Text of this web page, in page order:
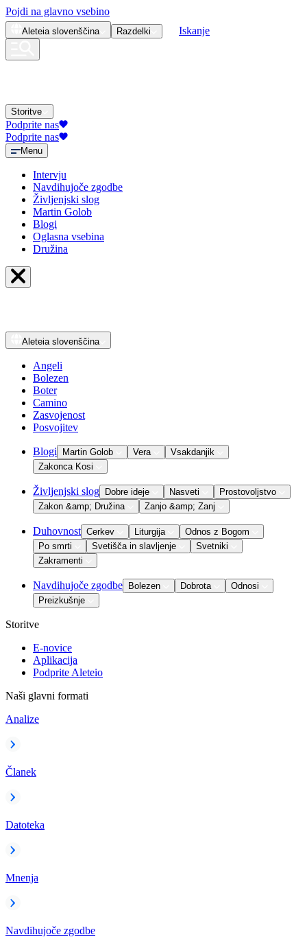
Pojdi na glavno vsebino
Aleteia slovenščina Razdelki Iskanje
Storitve
Podprite nas
Podprite nas
Menu
Intervju
Navdihujoče zgodbe
Življenjski slog
Martin Golob
Blogi
Oglasna vsebina
Družina
Aleteia slovenščina
Angeli
Bolezen
Boter
Camino
Zasvojenost
Posvojitev
Blogi Martin Golob Vera
Vsakdanjik
Zakonca Kosi
Življenjski slog Dobre ideje Nasveti
Prostovoljstvo
Zakon &amp; Družina
Zanjo &amp; Zanj
Duhovnost Cerkev Liturgija
Odnos z Bogom
Po smrti
Svetišča in slavljenje
Svetniki
Zakramenti
Navdihujoče zgodbe Bolezen Dobrota
Odnosi
Preizkušnje
Storitve
E-novice
Aplikacija
Podprite Aleteio
Naši glavni formati
Analize
Članek
Datoteka
Mnenja
Navdihujoče zgodbe